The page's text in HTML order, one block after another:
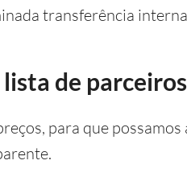
transferência
de parceiros
para que